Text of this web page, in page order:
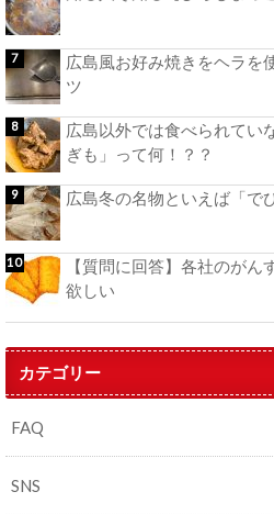
広島風お好み焼きをヘラを
ツ
広島以外では食べられてい
ぎも」って何！？？
広島冬の名物といえば「で
【質問に回答】各社のが
欲しい
カテゴリー
FAQ
SNS